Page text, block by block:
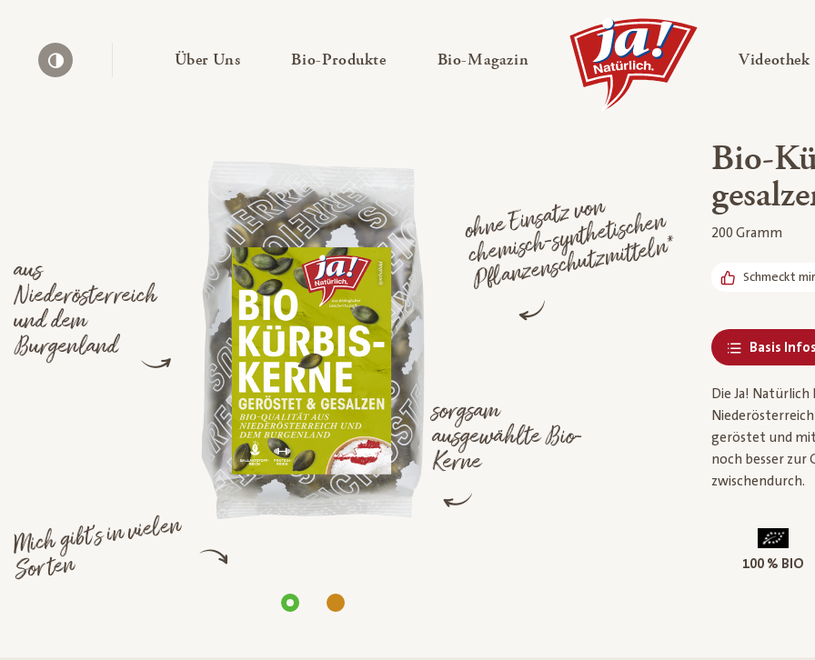
Über Uns— Untermenü ausklappen
Bio-Produkte— Untermenü ausklappen
Bio-Magazin — Untermenü ausklappen Videothek
aus
Niederösterreich
und dem
Burgenland
o
h
ne
Ei
nsatz
vo
n
c
he
misc
h-sy
nt
hetisc
he
n
Pfla
nze
nsc
h
utz
mittel
n*
sorgsam
ausgewählte Bio-
Kerne
Mich gibt's in vielen
Sorten
Bio-
200 Gramm
Schmeckt mir
Basis Infos
Die Ja!
geröstet und
noch besser zur
zwischendurch.
100 % BIO